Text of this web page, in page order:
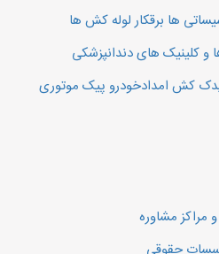
ها برقکار لوله کش ها
و کلینیک های دندانپزشکی
یدک کش امدادخودرو پیک موتوری
مراکز مشاوره